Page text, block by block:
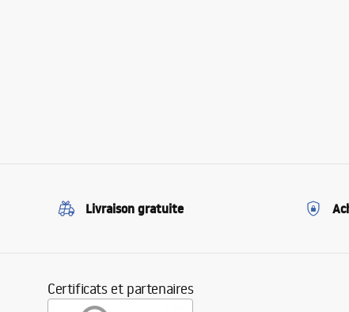
Livraison gratuite
Certificats et partenaires